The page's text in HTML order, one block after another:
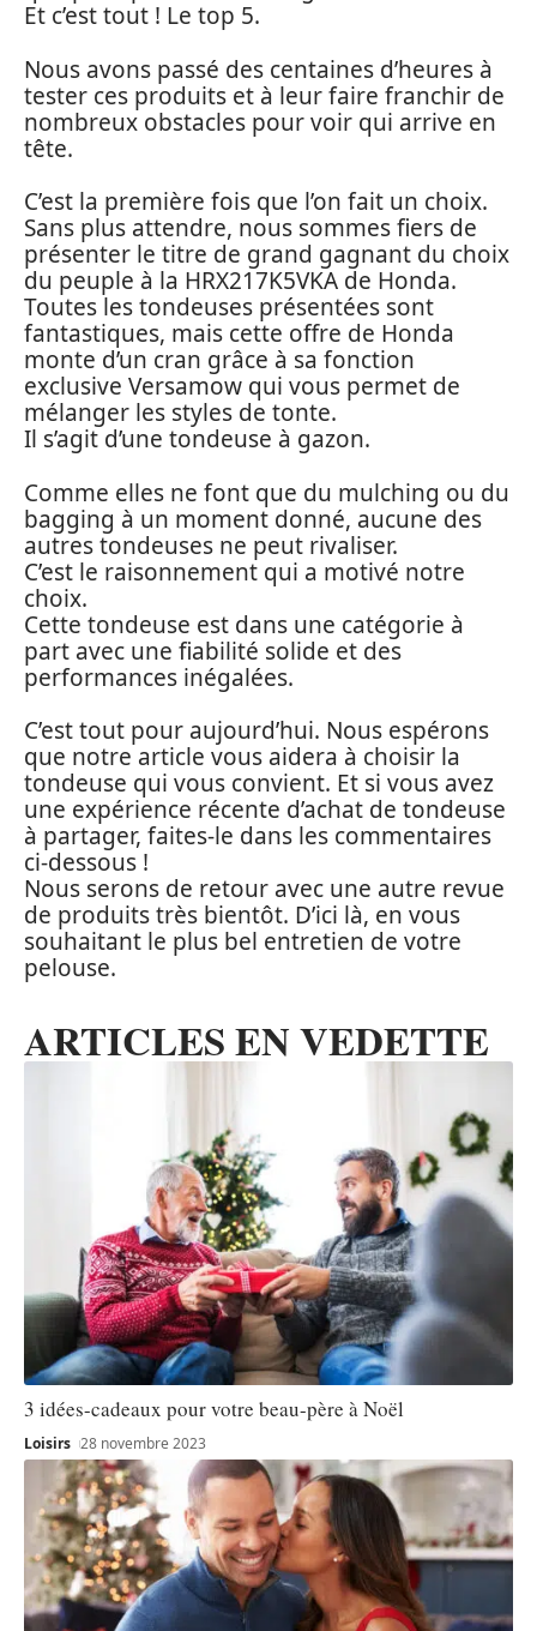
Et c’est tout ! Le top 5.
Nous avons passé des centaines d’heures à
tester ces produits et à leur faire franchir de
nombreux obstacles pour voir qui arrive en
tête.
C’est la première fois que l’on fait un choix.
Sans plus attendre, nous sommes fiers de
présenter le titre de grand gagnant du choix
du peuple à la HRX217K5VKA de Honda.
Toutes les tondeuses présentées sont
fantastiques, mais cette offre de Honda
monte d’un cran grâce à sa fonction
exclusive Versamow qui vous permet de
mélanger les styles de tonte.
Il s’agit d’une tondeuse à gazon.
Comme elles ne font que du mulching ou du
bagging à un moment donné, aucune des
autres tondeuses ne peut rivaliser.
C’est le raisonnement qui a motivé notre
choix.
Cette tondeuse est dans une catégorie à
part avec une fiabilité solide et des
performances inégalées.
C’est tout pour aujourd’hui. Nous espérons
que notre article vous aidera à choisir la
tondeuse qui vous convient. Et si vous avez
une expérience récente d’achat de tondeuse
à partager, faites-le dans les commentaires
ci-dessous !
Nous serons de retour avec une autre revue
de produits très bientôt. D’ici là, en vous
souhaitant le plus bel entretien de votre
pelouse.
ARTICLES EN VEDETTE
3 idées-cadeaux pour votre beau-père à Noël
Loisirs 28 novembre 2023